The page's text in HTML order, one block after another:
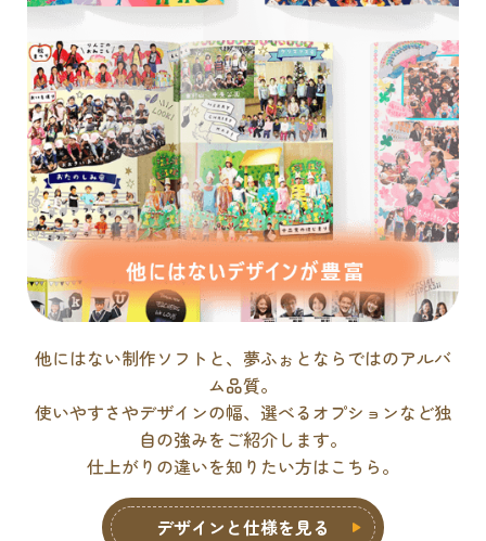
他にはない制作ソフトと、夢ふぉとならではのアルバ
ム品質。
使いやすさやデザインの幅、選べるオプションなど独
自の強みをご紹介します。
仕上がりの違いを知りたい方はこちら。
デザインと仕様を見る